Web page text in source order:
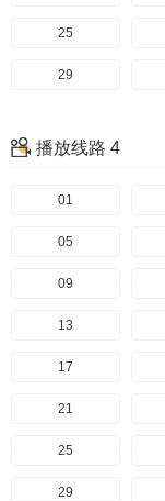
105
109
117
121
125
129
133
137
141
145
149
65
69
77
81
85
89
93
97
101
105
109
25
29
37
41
45
49
53
57
61
65
69
播放线路 4
01
05
09
13
17
21
25
29